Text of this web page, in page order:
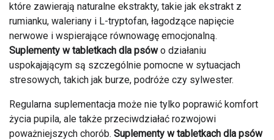
które zawierają naturalne ekstrakty, takie jak ekstrakt z
rumianku, waleriany i L-tryptofan, łagodzące napięcie
nerwowe i wspierające równowagę emocjonalną.
Suplementy w tabletkach dla psówo działaniu
uspokajającym są szczególnie pomocne w sytuacjach
stresowych, takich jak burze, podróże czy sylwester.
Regularna suplementacja może nie tylko poprawić komfort
życia pupila, ale także przeciwdziałać rozwojowi
poważniejszych chorób. Suplementy w tabletkach dla psów